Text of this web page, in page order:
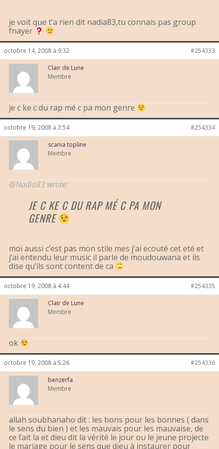
je voit que t’a rien dit nadia83,tu connais pas group
fnayer
octobre 14, 2008 à 9:32 #254333
Clair de Lune
Membre
je c ke c du rap mé c pa mon genre
octobre 19, 2008 à 2:54 #254334
scania topline
Membre
@Nadia83 wrote:
JE C KE C DU RAP MÉ C PA MON
GENRE
moi aussi c’est pas mon stile mes j’ai ecouté cet eté et
j’ai entendu leur music il parle de moudouwana et ils
dise qu’ils sont content de ca
octobre 19, 2008 à 4:44 #254335
Clair de Lune
Membre
ok
octobre 19, 2008 à 5:26 #254336
benzerfa
Membre
allah soubhanaho dit : les bons pour les bonnes ( dans
le sens du bien ) et les mauvais pour les mauvaise, de
ce fait la et dieu dit la vérité le jour ou le jeune projecte
le mariage pour le sens que dieu à instaurer pour